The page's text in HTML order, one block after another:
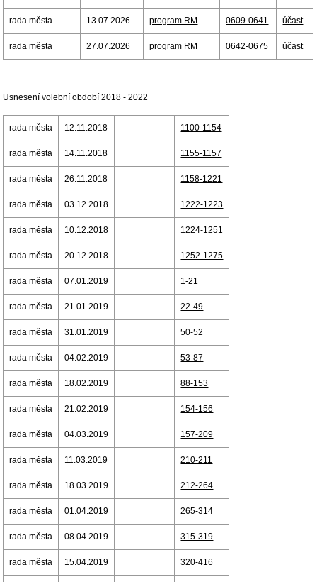
rada města 13.07.2026 program RM 0609-0641 účast
rada města 27.07.2026 program RM 0642-0675 účast
Usnesení volební období 2018 - 2022
rada města 12.11.2018 1100-1154
rada města 14.11.2018 1155-1157
rada města 26.11.2018 1158-1221
rada města 03.12.2018 1222-1223
rada města 10.12.2018 1224-1251
rada města 20.12.2018 1252-1275
rada města 07.01.2019 1-21
rada města 21.01.2019 22-49
rada města 31.01.2019 50-52
rada města 04.02.2019 53-87
rada města 18.02.2019 88-153
rada města 21.02.2019 154-156
rada města 04.03.2019 157-209
rada města 11.03.2019 210-211
rada města 18.03.2019 212-264
rada města 01.04.2019 265-314
rada města 08.04.2019 315-319
rada města 15.04.2019 320-416